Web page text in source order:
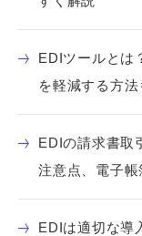
EDIツールとは
を軽減する方法
EDIの請求書取
注意点、電子
EDIは適切な導